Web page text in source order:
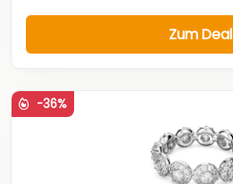
Zum Deal
-36%